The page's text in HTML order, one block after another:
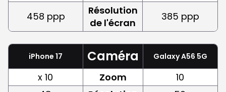
458 ppp
Résolution
de l'écran
385 ppp
iPhone 17 Caméra Galaxy A56 5G
x 10 Zoom
10